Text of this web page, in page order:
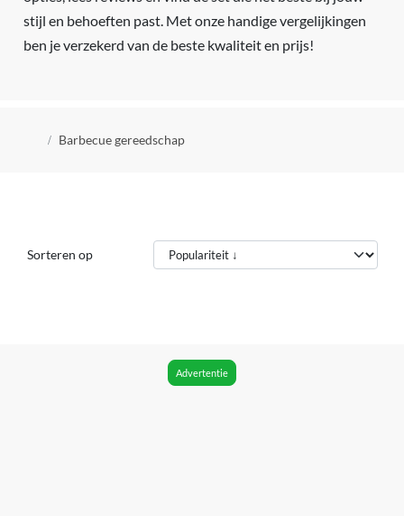
stijl en behoeften past. Met onze handige vergelijkingen
ben je verzekerd van de beste kwaliteit en prijs!
Kruimelpad
Barbecue gereedschap
Sorteren op
Advertentie